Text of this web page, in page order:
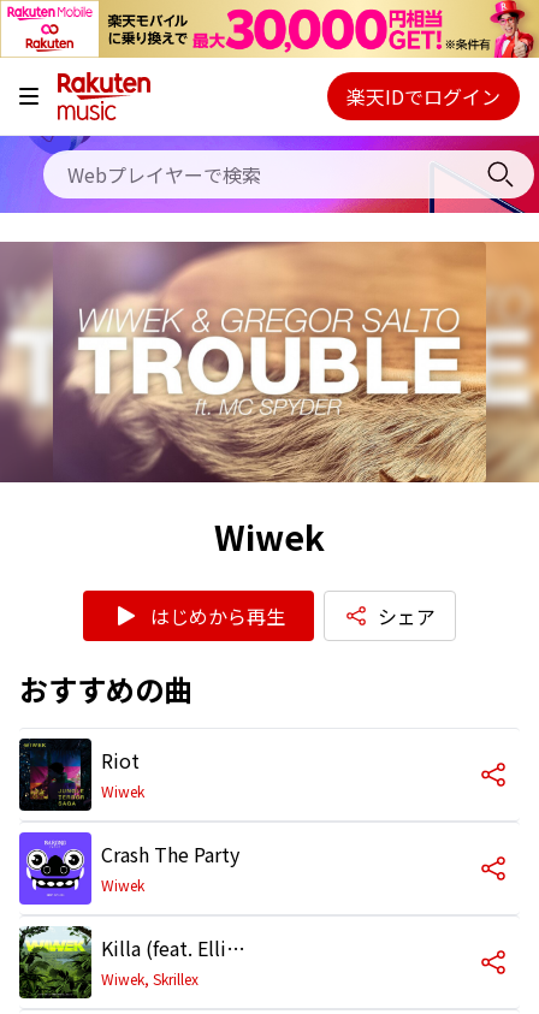
キャンペーン
料金プラン
使い方
初回30日間無料お試し
Webプレイヤー
ご契約内容の確認・変更
楽天IDでログイン
Wiwek
はじめから再生 シェア
おすすめの曲
Riot
Wiwek
Crash The Party
Wiwek
Killa (feat. Elliphant)
Wiwek, Skrillex